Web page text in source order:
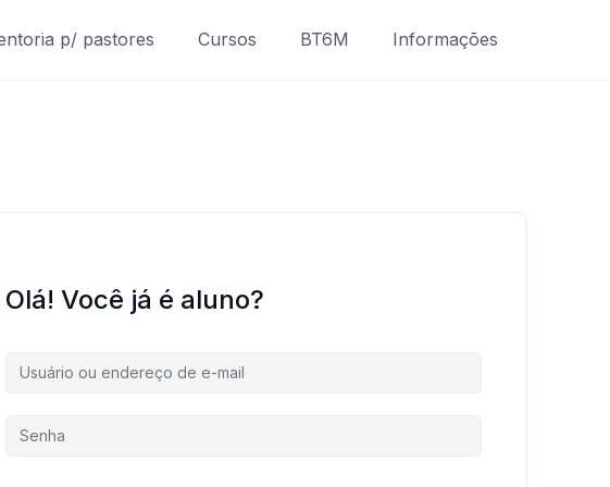
p/ pastores Cursos BT6M Informações
Olá! Você já é aluno?